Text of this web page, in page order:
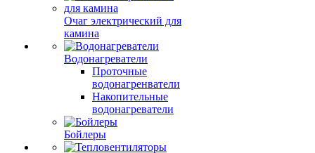
Очаг электрический для
камина
Водонагреватели
Проточные
водонагренватели
Накопительные
водонагреватели
Бойлеры